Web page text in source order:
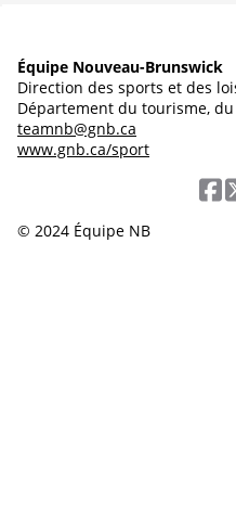
Équipe Nouveau-Brunswick
Direction des sports et des
Département du tourisme,
teamnb@gnb.ca
www.gnb.ca/sport
© 2024 Équipe NB